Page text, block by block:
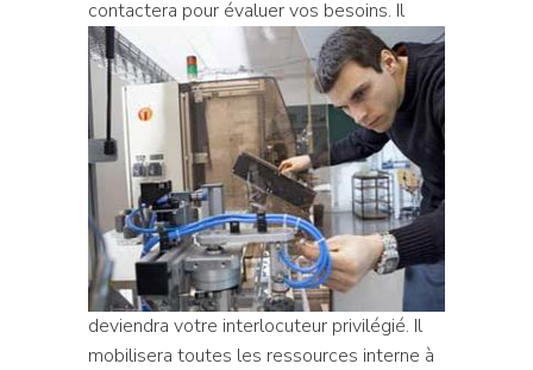
contactera pour évaluer vos besoins. Il
deviendra votre interlocuteur privilégié. Il
mobilisera toutes les ressources interne à